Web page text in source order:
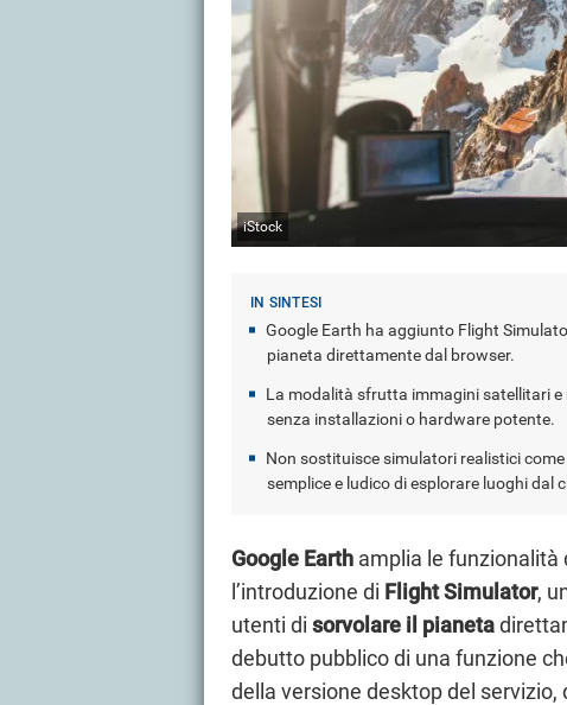
iStock
Google Earth ha aggiunto Flight
pianeta direttamente dal browser.
La modalità sfrutta immagini satellitari e
senza installazioni o hardware potente.
Non sostituisce simulatori realistici
semplice e ludico di esplorare luoghi dal
Google Earth amplia le funzionalità
l’introduzione di FlightSimulator,
utenti di sorvolare il pianeta
debutto pubblico di una funzione
della versione desktop del